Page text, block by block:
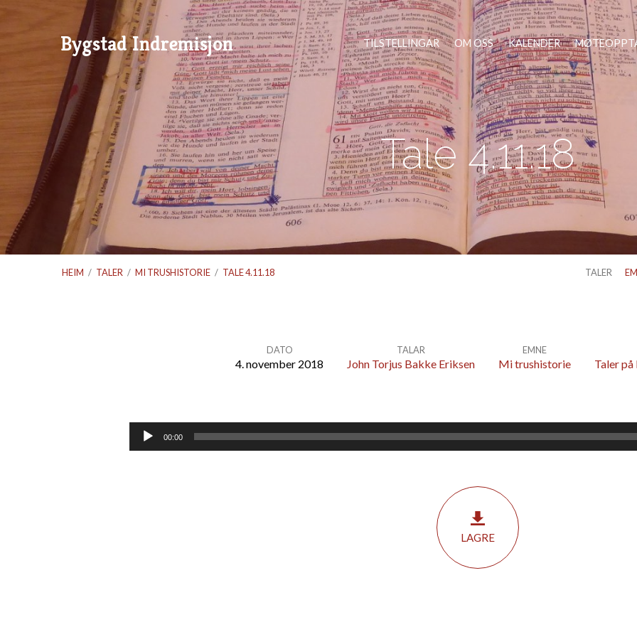
Bygstad Indremisjon TILSTELLINGAR OM OSS KALENDER
Tale 4.11.18
HEIM / TALER / MI TRUSHISTORIE / TALE 4.11.18 TALER
4.11.18
DATO
4. november 2018
TALAR
John Torjus Bakke Eriksen
EMNE
Mi trushistorie Taler
Lydavspelar
00:00
LAGRE